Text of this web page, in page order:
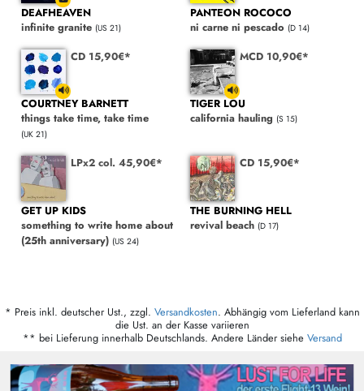
DEAFHEAVEN
infinite granite (US 21)
PANTEON ROCOCO
ni carne ni pescado (D 14)
CD 15,90€*
COURTNEY BARNETT
things take time, take time
(UK 21)
MCD 10,90€*
TIGER LOU
california hauling (S 15)
LPx2 col. 45,90€*
GET UP KIDS
something to write home about
(25th anniversary) (US 24)
CD 15,90€*
THE BURNING HELL
revival beach (D 17)
* Preis inkl. deutscher Ust., zzgl. Versandkosten. Abhängig vom Lieferland kann
die Ust. an der Kasse variieren
** bei Lieferung innerhalb Deutschlands. Andere Länder siehe Versand